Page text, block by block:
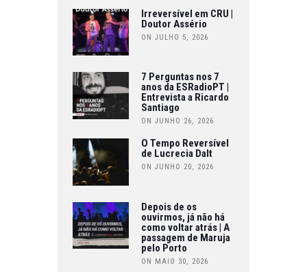
Irreversível em CRU |
Doutor Assério
ON JULHO 5, 2026
7 Perguntas nos 7
anos da ESRadioPT |
Entrevista a Ricardo
Santiago
ON JUNHO 26, 2026
O Tempo Reversível
de Lucrecia Dalt
ON JUNHO 20, 2026
Depois de os
ouvirmos, já não há
como voltar atrás | A
passagem de Maruja
pelo Porto
ON MAIO 30, 2026